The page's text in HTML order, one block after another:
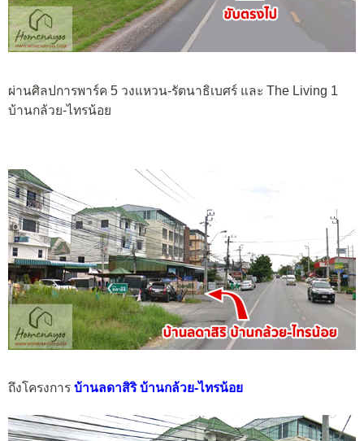
ผ่านศิลปการพาร์ค 5 วงแหวน-รัตนาธิเบศร์ และ The Living 1
บ้านกล้วย-ไทรน้อย
ถึงโครงการ บ้านลดาสิริ บ้านกล้วย-ไทรน้อย